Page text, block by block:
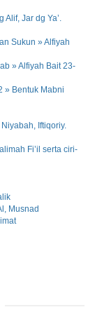
Jar dg Ya’.
Sukun » Alfiyah
» Alfiyah Bait 23-
» Bentuk Mabni
Iftiqoriy.
Fi’il serta ciri-
Musnad